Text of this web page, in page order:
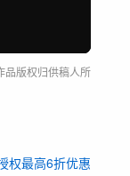
品版权归供稿人所
权最高6折优惠